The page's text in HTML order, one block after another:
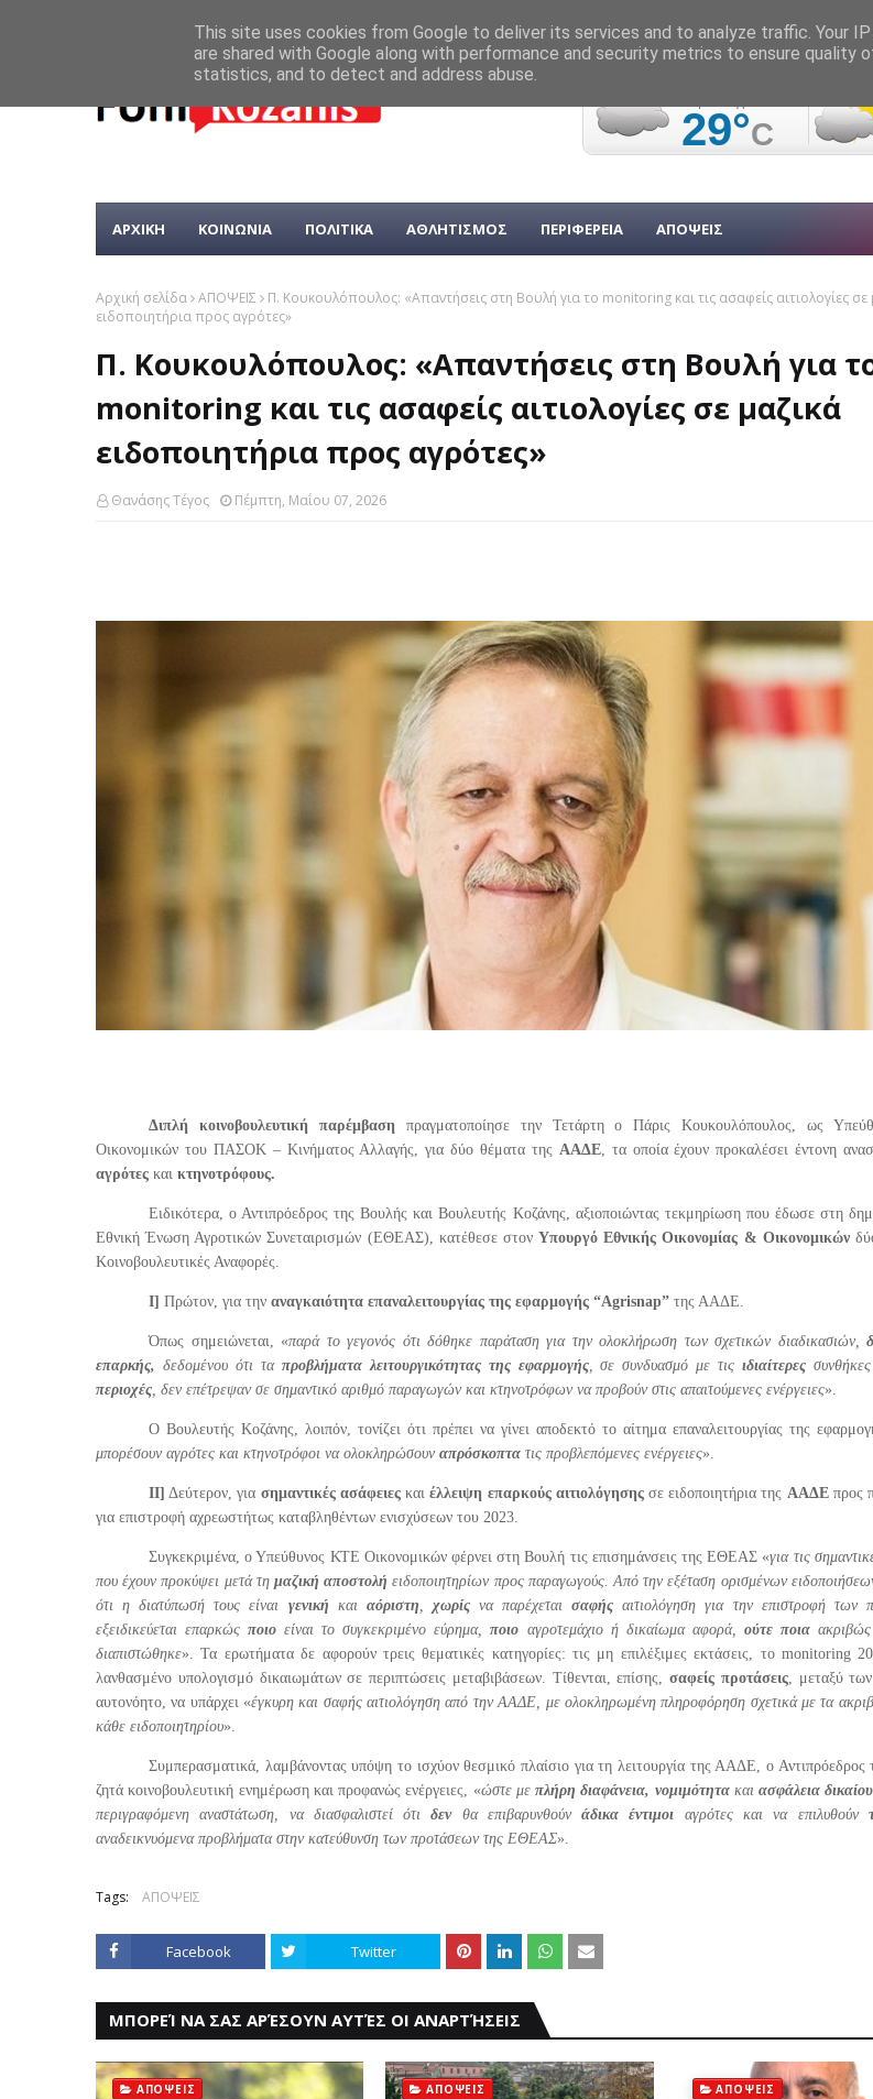
ΑΡΧΙΚΗ ΚΟΙΝΩΝΙΑ ΠΟΛΙΤΙΚΑ ΑΘΛΗΤΙΣΜΟΣ ΠΕΡΙΦΕΡΕΙΑ ΑΠΟΨΕΙΣ
Αρχική σελίδα ΑΠΟΨΕΙΣ
Π. Κουκουλόπουλος: «Απαντήσεις στη Βουλή για το monitoring και τις ασαφείς αιτιολογίες σε
ειδοποιητήρια προς αγρότες»
Π. Κουκουλόπουλος: «Απαντήσεις στη Βουλή για
monitoring και τις ασαφείς αιτιολογίες σε μαζικά
ειδοποιητήρια προς αγρότες»
Θανάσης Τέγος Πέμπτη, Μαΐου 07, 2026
Διπλή κοινοβουλευτική παρέμβαση πραγματοποίησε την Τετάρτη ο Πάρις Κουκουλόπουλος, ως
Οικονομικών του ΠΑΣΟΚ – Κινήματος Αλλαγής, για δύο θέματα της ΑΑΔΕ, τα οποία έχουν προκαλέσει έντονη
αγρότες και κτηνοτρόφους.
Ειδικότερα, ο Αντιπρόεδρος της Βουλής και Βουλευτής Κοζάνης, αξιοποιώντας τεκμηρίωση που έδωσε στη
Εθνική Ένωση Αγροτικών Συνεταιρισμών (ΕΘΕΑΣ), κατέθεσε στονΥπουργό Εθνικής Οικονομίας & Οικονομικών
Κοινοβουλευτικές Αναφορές.
Ι] Πρώτον, για την αναγκαιότητα επαναλειτουργίας της εφαρμογής “Agrisnap” της ΑΑΔΕ.
Όπως σημειώνεται, «παρά το γεγονός ότι δόθηκε παράταση για την ολοκλήρωση των σχετικών διαδικασιών,
επαρκής, δεδομένου ότι τα προβλήματα λειτουργικότητας της εφαρμογής, σε συνδυασμό με τιςιδιαίτερες
περιοχές, δεν επέτρεψαν σε σημαντικό αριθμό παραγωγών και κτηνοτρόφων να προβούν στις απαιτούμενες ενέργειες».
Ο Βουλευτής Κοζάνης, λοιπόν, τονίζει ότι πρέπει να γίνει αποδεκτό το αίτημα επαναλειτουργίας της
μπορέσουν αγρότες και κτηνοτρόφοι να ολοκληρώσουν απρόσκοπτα τις προβλεπόμενες ενέργειες».
ΙΙ] Δεύτερον, για σημαντικές ασάφειεςκαιέλλειψη επαρκούς αιτιολόγησηςσε ειδοποιητήρια της ΑΑΔΕπρος
για επιστροφή αχρεωστήτως καταβληθέντων ενισχύσεων του 2023.
Συγκεκριμένα, ο Υπεύθυνος ΚΤΕ Οικονομικών φέρνει στη Βουλή τις επισημάνσεις της ΕΘΕΑΣ «για τις
που έχουν προκύψει μετά τη μαζική αποστολή ειδοποιητηρίων προς παραγωγούς. Από την εξέταση ορισμένων
ότι η διατύπωσή τους είναι γενική και αόριστη, χωρίςνα παρέχεταισαφής αιτιολόγηση για την επιστροφή
εξειδικεύεται επαρκώςποιοείναι το συγκεκριμένο εύρημα,ποιο αγροτεμάχιο ή δικαίωμα αφορά, ούτε ποιαακριβώς
διαπιστώθηκε». Τα ερωτήματα δε αφορούν τρεις θεματικές κατηγορίες: τις μη επιλέξιμες εκτάσεις, το monitoring
λανθασμένο υπολογισμό δικαιωμάτων σε περιπτώσεις μεταβιβάσεων. Τίθενται, επίσης,σαφείς προτάσεις, μεταξύ
αυτονόητο, να υπάρχει «έγκυρη και σαφής αιτιολόγηση από την ΑΑΔΕ, με ολοκληρωμένη πληροφόρηση σχετικά με τα
κάθε ειδοποιητηρίου».
Συμπερασματικά, λαμβάνοντας υπόψη το ισχύον θεσμικό πλαίσιο για τη λειτουργία της ΑΑΔΕ, ο Αντιπρόεδρος
ζητά κοινοβουλευτική ενημέρωση και προφανώς ενέργειες, «ώστε με πλήρη διαφάνεια, νομιμότητακαι ασφάλεια δικαίου
περιγραφόμενη αναστάτωση, να διασφαλιστεί ότιδενθα επιβαρυνθούνάδικα έντιμοι αγρότες και να επιλυθούν
αναδεικνυόμενα προβλήματα στην κατεύθυνση των προτάσεων της ΕΘΕΑΣ».
Tags: ΑΠΟΨΕΙΣ
Facebook Twitter
ΜΠΟΡΕΊ ΝΑ ΣΑΣ ΑΡΈΣΟΥΝ ΑΥΤΈΣ ΟΙ ΑΝΑΡΤΉΣΕΙΣ
ΑΠΟΨΕΙΣ ΑΠΟΨΕΙΣ ΑΠΟΨΕΙΣ
This site uses cookies from Google to deliver its services and to analyze traffic. Your
are shared with Google along with performance and security metrics to ensure quality
statistics, and to detect and address abuse.